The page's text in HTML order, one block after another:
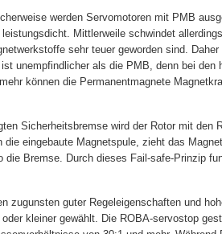
werden Servomotoren mit PMB
leistungsdicht. Mittlerweile schwindet
sehr teuer geworden sind.
unempfindlicher als die PMB, denn bei den
können die Permanentmagnete
Sicherheitsbremse wird der Rotor mit den
eingebaute Magnetspule, zieht das
die Bremse. Durch dieses Fail-safe-Prinzip
zugunsten guter Regeleigenschaften und
kleiner gewählt. Die ROBA-servostop